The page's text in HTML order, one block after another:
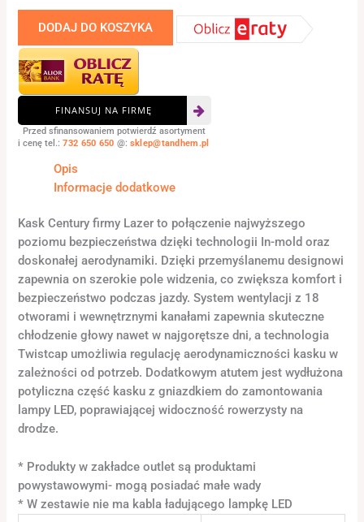
DODAJ DO KOSZYKA
FINANSUJ NA FIRMĘ
Przed sfinansowaniem potwierdź asortyment
i cenę tel.:732 650 650 @: sklep@tandhem.pl
Opis
Informacje dodatkowe
Kask Century firmy Lazer to połączenie najwyższego
poziomu bezpieczeństwa dzięki technologii In-mold oraz
doskonałej aerodynamiki. Dzięki przemyślanemu designowi
zapewnia on szerokie pole widzenia, co zwiększa komfort i
bezpieczeństwo podczas jazdy. System wentylacji z 18
otworami i wewnętrznymi kanałami zapewnia skuteczne
chłodzenie głowy nawet w najgorętsze dni, a technologia
Twistcap umożliwia regulację aerodynamiczności kasku w
zależności od potrzeb. Dodatkowym atutem jest wydłużona
potyliczna część kasku z gniazdkiem do zamontowania
lampy LED, poprawiającej widoczność rowerzysty na
drodze.
* Produkty w zakładce outlet są produktami
powystawowymi- mogą posiadać małe wady
* W zestawie nie ma kabla ładującego lampkę LED